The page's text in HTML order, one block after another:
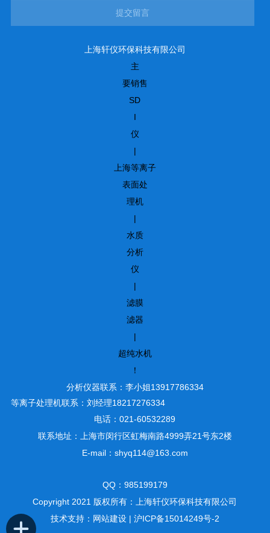
提交留言
上海轩仪环保科技有限公司
主
要销售
SD
I
仪
|
上海等离子
表面处
理机
|
水质
分析
仪
|
滤膜
滤器
|
超纯水机
！
分析仪器联系：李小姐13917786334
等离子处理机联系：刘经理18217276334
电话：021-60532289
联系地址：上海市闵行区虹梅南路4999弄21号东2楼
E-mail：shyq114@163.com
QQ：985199179
Copyright 2021 版权所有：上海轩仪环保科技有限公司
技术支持： 网站建设| 沪ICP备15014249号-2